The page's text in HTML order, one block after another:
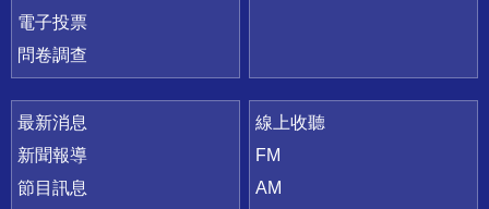
電子投票
問卷調查
最新消息
新聞報導
節目訊息
線上收聽
FM
AM